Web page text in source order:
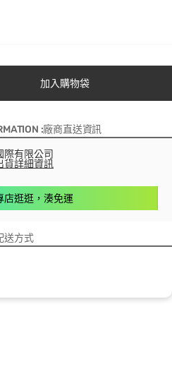
加入購物袋
:廠商直送資訊
際有限公司
貨詳細資訊
店逛逛，湊免運
送方式